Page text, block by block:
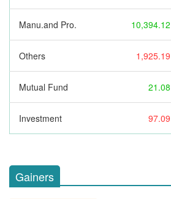
Manu.and Pro. 10,394.12
Others 1,925.19
Mutual Fund 21.08
Investment 97.09
Gainers